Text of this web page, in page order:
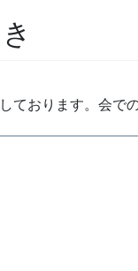
おります。会で